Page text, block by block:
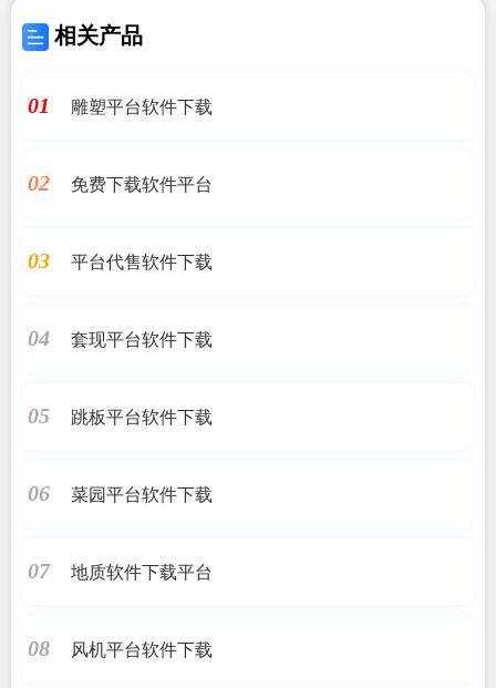
相关产品
01 雕塑平台软件下载
02 免费下载软件平台
03 平台代售软件下载
04 套现平台软件下载
05 跳板平台软件下载
06 菜园平台软件下载
07 地质软件下载平台
08 风机平台软件下载